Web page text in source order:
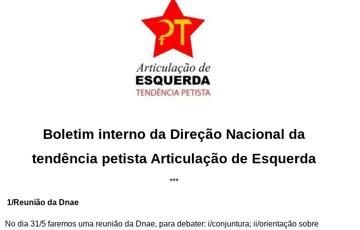
Boletim interno da Direção Nacional da
tendência petista Articulação de Esquerda
***
1/Reunião da Dnae
No dia 31/5 faremos uma reunião da Dnae, para debater: i/conjuntura; ii/orientação sobre